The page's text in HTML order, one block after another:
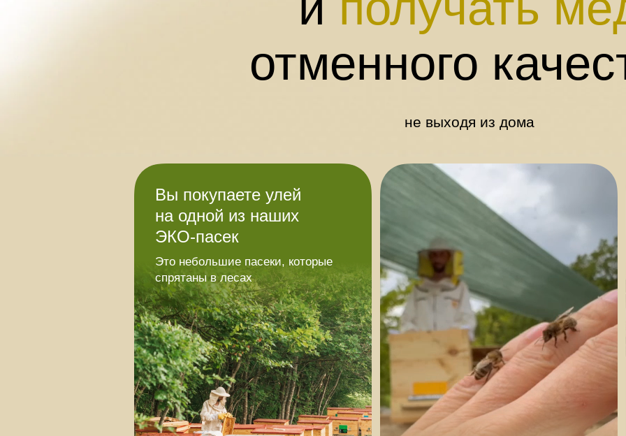
не выходя из дома
отменного
Вы покупаете улей
на одной из наших
ЭКО-пасек
Это небольшие пасеки, которые
спрятаны в лесах